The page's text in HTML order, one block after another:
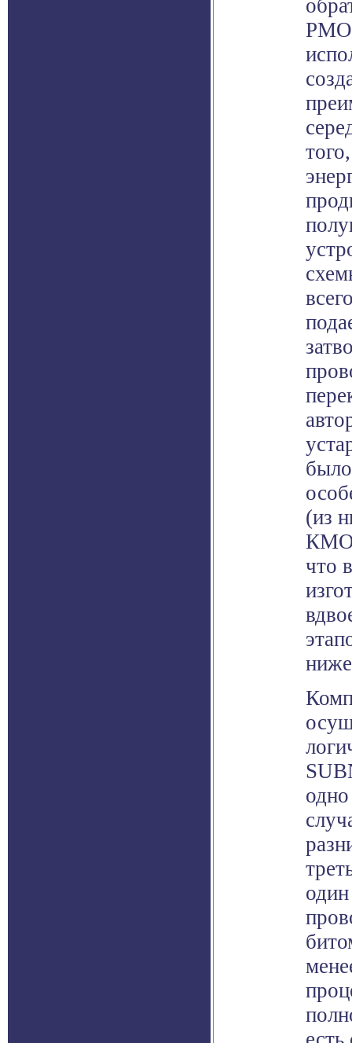
(из
что